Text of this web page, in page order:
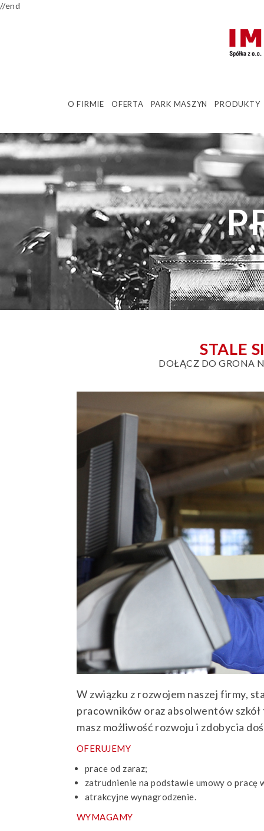
//end
O FIRMIE OFERTA PARK MASZYN PRODUKTY
STALE
DOŁĄCZ DO GRONA
W związku z rozwojem naszej firmy,
pracowników oraz absolwentów
masz możliwość rozwoju i zdobycia
OFERUJEMY
prace od zaraz;
zatrudnienie na podstawie umowy o pracę
atrakcyjne wynagrodzenie.
WYMAGAMY